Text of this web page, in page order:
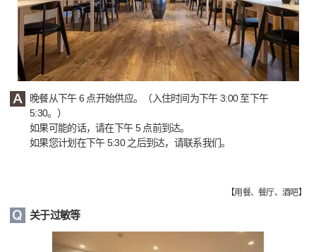
晚餐从下午 6 点开始供应。（入住时间为下午 3:00 至下午
5:30。）
如果可能的话，请在下午 5 点前到达。
如果您计划在下午 5:30 之后到达，请联系我们。
【用餐、餐厅、酒吧】
关于过敏等